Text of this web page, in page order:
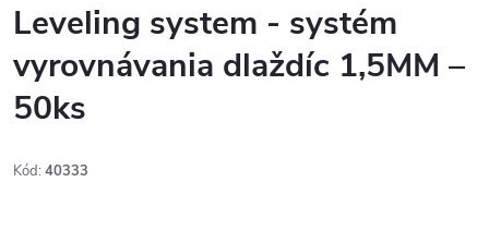
Leveling system - systém
vyrovnávania dlaždíc 1,5MM –
50ks
Kód: 40333